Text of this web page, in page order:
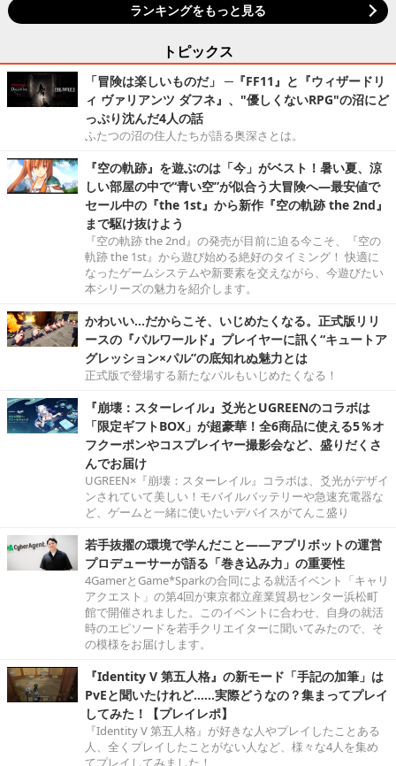
ランキングをもっと見る
トピックス
「冒険は楽しいものだ」 ─『FF11』と『ウィザードリ
ィ ヴァリアンツ ダフネ』、"優しくないRPG"の沼にど
っぷり沈んだ4人の話
ふたつの沼の住人たちが語る奥深さとは。
『空の軌跡』を遊ぶのは「今」がベスト！暑い夏、涼
しい部屋の中で“青い空”が似合う大冒険へ―最安値で
セール中の『the 1st』から新作『空の軌跡 the 2nd』
まで駆け抜けよう
『空の軌跡 the 2nd』の発売が目前に迫る今こそ、『空の
軌跡 the 1st』から遊び始める絶好のタイミング！ 快適に
なったゲームシステムや新要素を交えながら、今遊びたい
本シリーズの魅力を紹介します。
かわいい…だからこそ、いじめたくなる。正式版リリ
ースの『パルワールド』プレイヤーに訊く“キュートア
グレッション×パル”の底知れぬ魅力とは
正式版で登場する新たなパルもいじめたくなる！
『崩壊：スターレイル』爻光とUGREENのコラボは
「限定ギフトBOX」が超豪華！全6商品に使える5％オ
フクーポンやコスプレイヤー撮影会など、盛りだくさ
んでお届け
UGREEN×『崩壊：スターレイル』コラボは、爻光がデザイ
ンされていて美しい！モバイルバッテリーや急速充電器な
ど、ゲームと一緒に使いたいデバイスがてんこ盛り
若手抜擢の環境で学んだこと――アプリボットの運営
プロデューサーが語る「巻き込み力」の重要性
4GamerとGame*Sparkの合同による就活イベント「キャリ
アクエスト」の第4回が東京都立産業貿易センター浜松町
館で開催されました。このイベントに合わせ、自身の就活
時のエピソードを若手クリエイターに聞いてみたので、そ
の模様をお届けします。
『Identity V 第五人格』の新モード「手記の加筆」は
PvEと聞いたけれど……実際どうなの？集まってプレイ
してみた！【プレイレポ】
『Identity V 第五人格』が好きな人やプレイしたことある
人、全くプレイしたことがない人など、様々な4人を集め
てプレイしてみました！